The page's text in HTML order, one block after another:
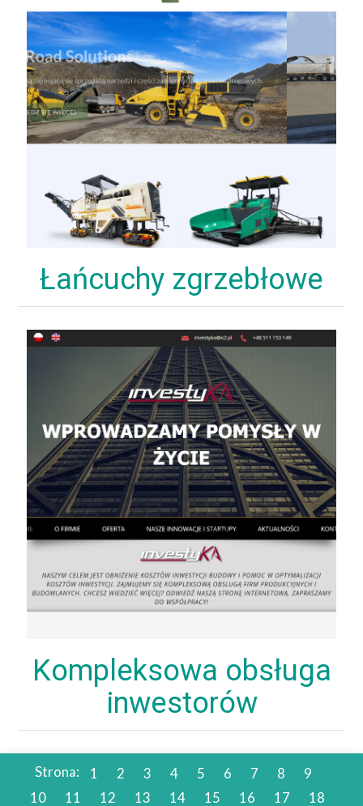
Łańcuchy zgrzebłowe
Kompleksowa obsługa
inwestorów
Strona: 1 2 3 4 5 6 7 8
9
10
11 12 13 14 15 16 17 18